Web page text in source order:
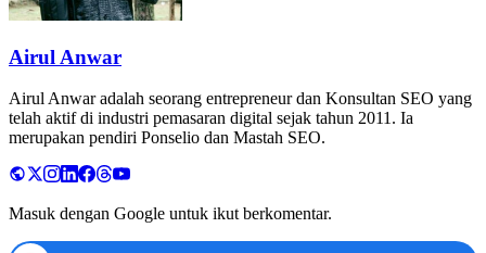
Airul Anwar
Airul Anwar adalah seorang entrepreneur dan Konsultan SEO yang
telah aktif di industri pemasaran digital sejak tahun 2011. Ia
merupakan pendiri Ponselio dan Mastah SEO.
Masuk dengan Google untuk ikut berkomentar.